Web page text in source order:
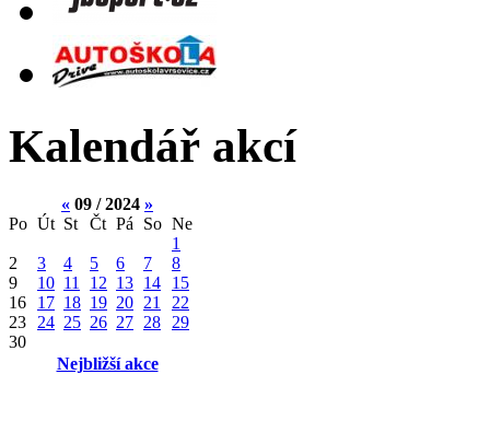
Kalendář akcí
« 09 / 2024 »
Po Út St Čt Pá So Ne
1
2
3 4 5 6 7
8
9
10 11 12 13 14
15
16
17 18 19 20 21
22
23
24 25 26 27 28
29
30
Nejbližší akce